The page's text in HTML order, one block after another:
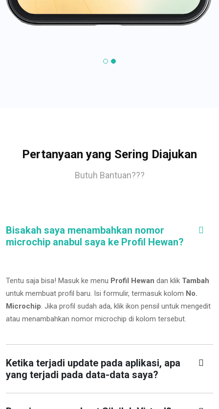
Pertanyaan yang Sering Diajukan
Butuh Bantuan???
Bisakah saya menambahkan nomor
microchip anabul saya ke Profil Hewan?
Tentu saja bisa! Masuk ke menu Profil Hewan dan klik Tambah
untuk membuat profil baru. Isi formulir, termasuk kolom No.
Microchip. Jika profil sudah ada, klik ikon pensil untuk mengedit
atau menambahkan nomor microchip di kolom tersebut.
Ketika terjadi update pada aplikasi, apa
yang terjadi pada data-data saya?